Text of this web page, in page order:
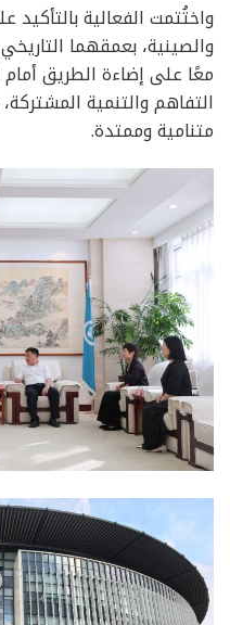
واختُتمت الفعالية بالتأكيد
والصينية، بعمقهما
معًا على إضاءة الطريق
التفاهم والتنمية
متنامية وممتدة.